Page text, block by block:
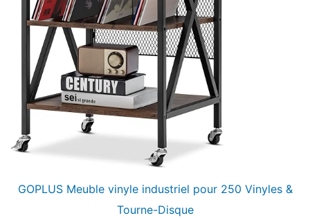
GOPLUS Meuble vinyle industriel pour 250 Vinyles &
Tourne-Disque